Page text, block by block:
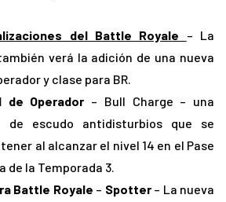
del Battle Royale – La
verá la adición de una nueva
y clase para BR.
de Operador – Bull Charge – una
de escudo antidisturbios que se
al alcanzar el nivel 14 en el Pase
de la Temporada 3.
Battle Royale – Spotter – La nueva